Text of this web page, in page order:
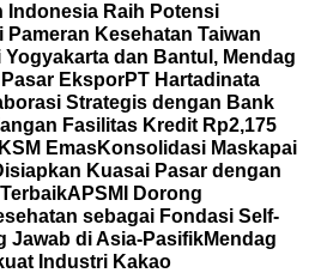
Indonesia Raih Potensi
Kesehatan Taiwan
dan Bantul, Mendag
EksporPT Hartadinata
Strategis dengan Bank
Fasilitas Kredit Rp2,175
EmasKonsolidasi Maskapai
Kuasai Pasar dengan
APSMI Dorong
sebagai Fondasi Self-
Jawab di Asia-PasifikMendag
Industri Kakao